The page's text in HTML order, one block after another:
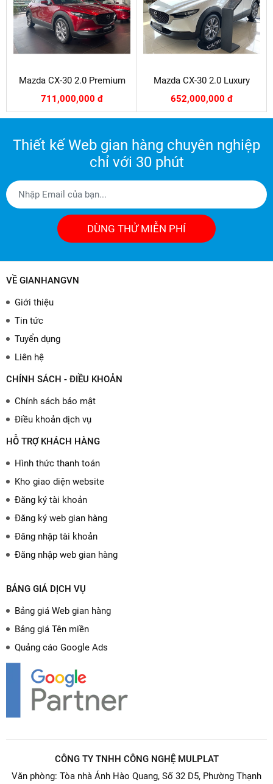
Mazda CX-30 2.0 Premium
711,000,000 đ
Mazda CX-30 2.0 Luxury
652,000,000 đ
Thiết kế Web gian hàng chuyên nghiệp
chỉ với 30 phút
DÙNG THỬ MIỄN PHÍ
VỀ GIANHANGVN
Giới thiệu
Tin tức
Tuyển dụng
Liên hệ
CHÍNH SÁCH - ĐIỀU KHOẢN
Chính sách bảo mật
Điều khoản dịch vụ
HỖ TRỢ KHÁCH HÀNG
Hình thức thanh toán
Kho giao diện website
Đăng ký tài khoản
Đăng ký web gian hàng
Đăng nhập tài khoản
Đăng nhập web gian hàng
BẢNG GIÁ DỊCH VỤ
Bảng giá Web gian hàng
Bảng giá Tên miền
Quảng cáo Google Ads
CÔNG TY TNHH CÔNG NGHỆ MULPLAT
Văn phòng: Tòa nhà Ánh Hào Quang, Số 32 D5, Phường Thạnh